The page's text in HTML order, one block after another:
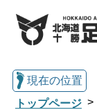
現在の位置
トップページ